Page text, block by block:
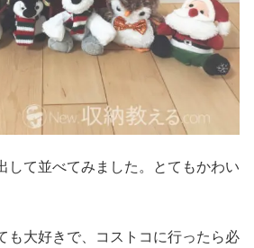
して並べてみました。とてもかわい
も大好きで、コストコに行ったら必